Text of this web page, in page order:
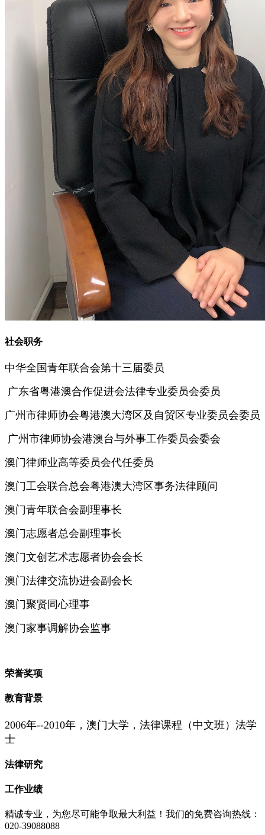
社会职务
中华全国青年联合会第十三届委员
广东省粤港澳合作促进会法律专业委员会委员
广州市律师协会粤港澳大湾区及自贸区专业委员会委员
广州市律师协会港澳台与外事工作委员会委会
澳门律师业高等委员会代任委员
澳门工会联合总会粤港澳大湾区事务法律顾问
澳门青年联合会副理事长
澳门志愿者总会副理事长
澳门文创艺术志愿者协会会长
澳门法律交流协进会副会长
澳门聚贤同心理事
澳门家事调解协会监事
荣誉奖项
教育背景
2006年--2010年，澳门大学，法律课程（中文班）法学
士
法律研究
工作业绩
精诚专业，为您尽可能争取最大利益！我们的免费咨询热线：
020-39088088